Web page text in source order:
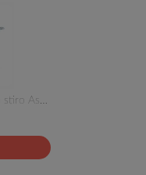
stiro As…